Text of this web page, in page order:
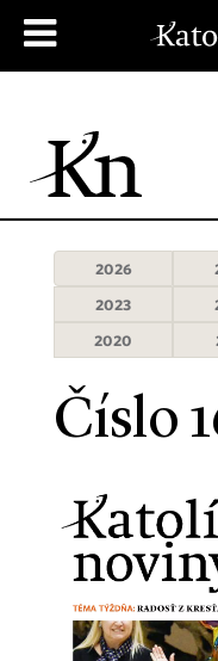
2026
2023
2020
Číslo